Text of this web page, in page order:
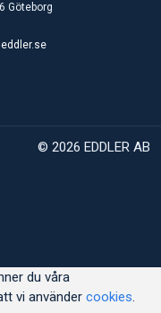
Göteborg
© 2026 EDDLER AB
du våra
vi använder cookies.